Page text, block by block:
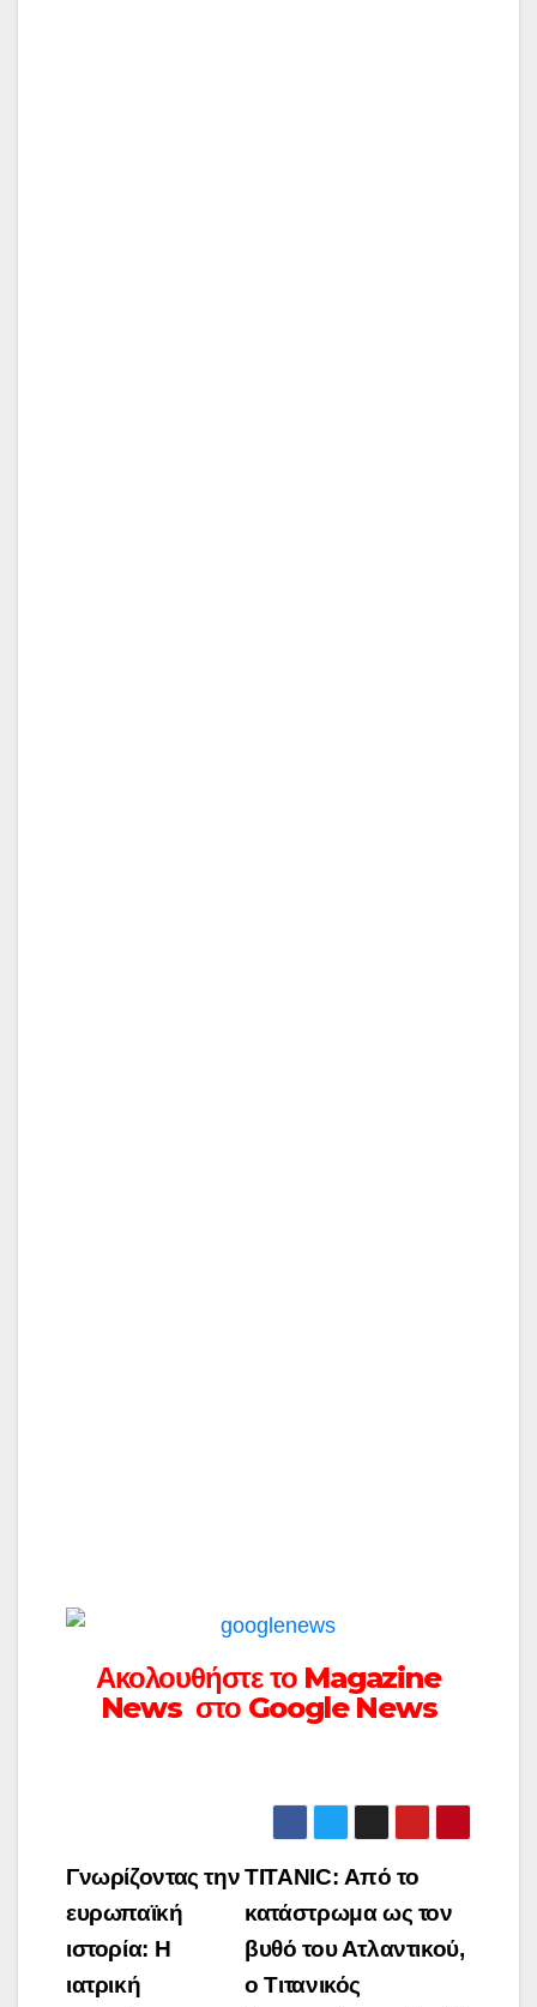
Ακολουθήστε το Magazine
News στο Google News
Πλοήγηση
άρθρων
TITANIC: Από το
κατάστρωμα ως τον
βυθό του Ατλαντικού,
ο Τιτανικός
Γνωρίζοντας την
ευρωπαϊκή
ιστορία: Η
ιατρική